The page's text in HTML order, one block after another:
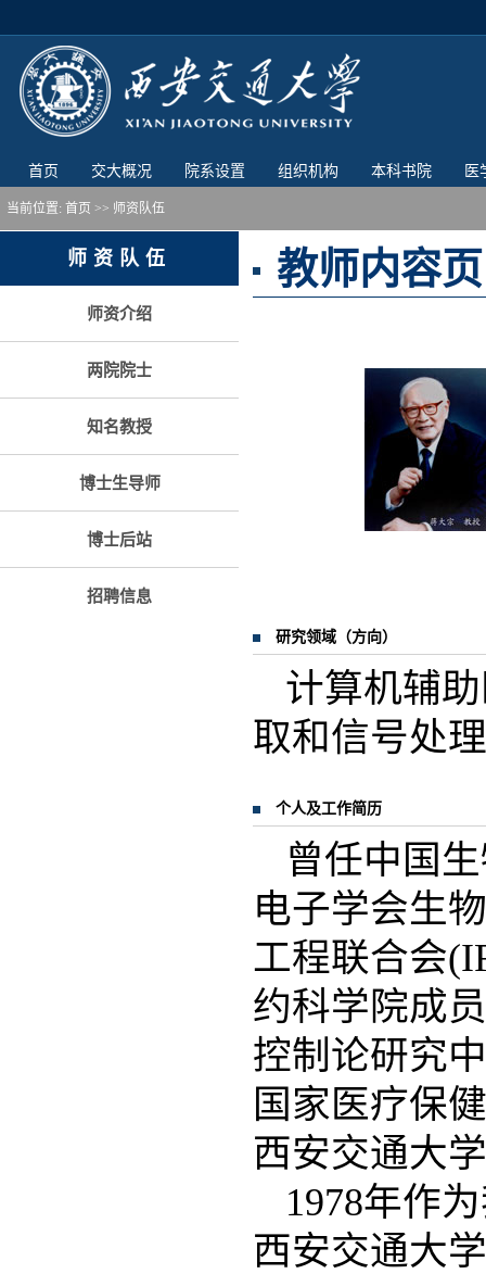
首页 交大概况 院系设置 组织机构 本科书院 医
当前位置: 首页 >> 师资队伍
师资队伍
师资介绍
两院院士
知名教授
博士生导师
博士后站
招聘信息
教师内容页
研究领域（方向）
计算机辅
取和信号处
个人及工作简历
曾任中国
电子学会生
工程联合会
约科学院成
控制论研究
国家医疗保
西安交通大
1978年作
西安交通大